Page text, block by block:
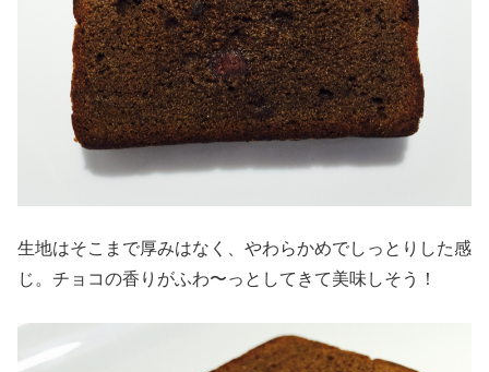
生地はそこまで厚みはなく、やわらかめでしっとりした感
じ。チョコの香りがふわ〜っとしてきて美味しそう！